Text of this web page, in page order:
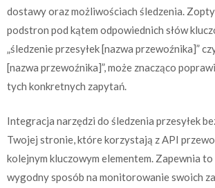
dostawy oraz możliwościach śledzenia.
podstron pod kątem odpowiednich słów
„śledzenie przesyłek [nazwa przewoźnika]”
[nazwa przewoźnika]”, może znacząco
tych konkretnych zapytań.
Integracja narzędzi do śledzenia przesyłek
Twojej stronie, które korzystają z API
kolejnym kluczowym elementem. Zapewnia
wygodny sposób na monitorowanie swoich